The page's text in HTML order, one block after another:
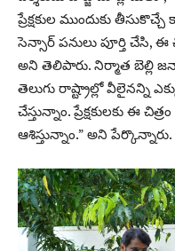
ప్రేక్షకుల ముందుకు
సెన్సార్ పనులు పూర్తి చేసి, ఈ
అని తెలిపారు. నిర్మాత బెల్లి
తెలుగు రాష్ట్రాల్లో వీలైనన్ని
చేస్తున్నాం. ప్రేక్షకులకు ఈ
ఆశిస్తున్నాం.” అని పేర్కొన్నారు.